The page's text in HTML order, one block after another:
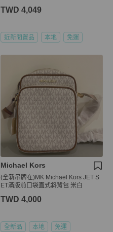
TWD 4,049
近新閒置品 本地 免運
Michael Kors
(全新吊牌在)MK Michael Kors JET S
ET滿版前口袋直式斜背包 米白
TWD 4,000
全新品 本地 免運